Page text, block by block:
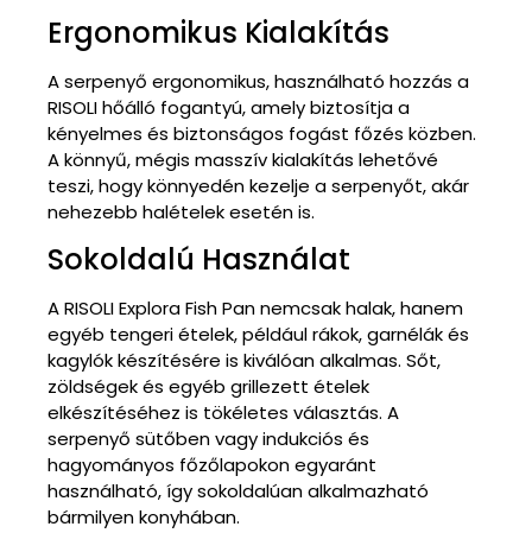
Ergonomikus Kialakítás
A serpenyő ergonomikus, használható hozzás a
RISOLI hőálló fogantyú, amely biztosítja a
kényelmes és biztonságos fogást főzés közben.
A könnyű, mégis masszív kialakítás lehetővé
teszi, hogy könnyedén kezelje a serpenyőt, akár
nehezebb halételek esetén is.
Sokoldalú Használat
A RISOLI Explora Fish Pan nemcsak halak, hanem
egyéb tengeri ételek, például rákok, garnélák és
kagylók készítésére is kiválóan alkalmas. Sőt,
zöldségek és egyéb grillezett ételek
elkészítéséhez is tökéletes választás. A
serpenyő sütőben vagy indukciós és
hagyományos főzőlapokon egyaránt
használható, így sokoldalúan alkalmazható
bármilyen konyhában.